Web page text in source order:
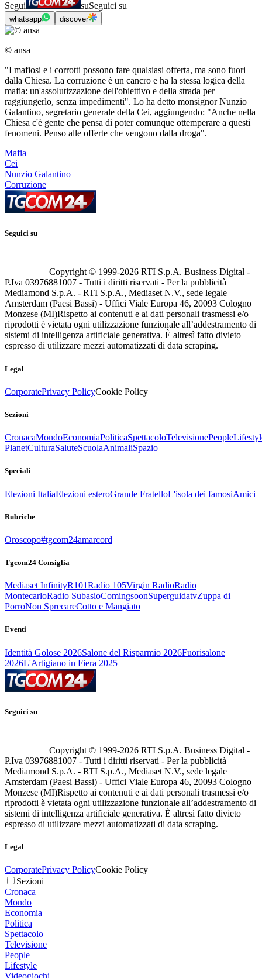
Segui suSeguici su
whatsapp discover
© ansa
"I mafiosi e i corrotti possono fare qualsiasi offerta, ma sono fuori
dalla Chiesa. La corruzione è un cancro e ha la stessa logica della
mafia: un'assolutizzazione dell'obiettivo e della strada per
raggiungerlo, senza impedimenti". Lo ha detto monsignor Nunzio
Galantino, segretario generale della Cei, aggiungendo: "Anche nella
Chiesa c'è gente che pensa di poter comunque ottemperare a questi
fenomeni. Penso alle offerte che vengono dalla droga".
Mafia
Cei
Nunzio Galantino
Corruzione
Seguici su
Copyright © 1999-2026 RTI S.p.A. Business Digital -
P.Iva 03976881007 - Tutti i diritti riservati - Per la pubblicità
Mediamond S.p.A. - RTI S.p.A., Mediaset N.V., sede legale
Amsterdam (Paesi Bassi) - Uffici Viale Europa 46, 20093 Cologno
Monzese (MI)Rispetto ai contenuti e ai dati personali trasmessi e/o
riprodotti è vietata ogni utilizzazione funzionale all’addestramento di
sistemi di intelligenza artificiale generativa. È altresì fatto divieto
espresso di utilizzare mezzi automatizzati di data scraping.
Legal
CorporatePrivacy PolicyCookie Policy
Sezioni
CronacaMondoEconomiaPoliticaSpettacoloTelevisionePeople
PlanetCulturaSaluteScuolaAnimaliSpazio
Speciali
Elezioni ItaliaElezioni esteroGrande FratelloL'isola dei famosiAmici
Rubriche
Oroscopo#tgcom24amarcord
Tgcom24 Consiglia
Mediaset InfinityR101Radio 105Virgin RadioRadio
MontecarloRadio SubasioComingsoonSuperguidatvZuppa di
PorroNon SprecareCotto e Mangiato
Eventi
Identità Golose 2026Salone del Risparmio 2026Fuorisalone
2026L'Artigiano in Fiera 2025
Seguici su
Copyright © 1999-2026 RTI S.p.A. Business Digital -
P.Iva 03976881007 - Tutti i diritti riservati - Per la pubblicità
Mediamond S.p.A. - RTI S.p.A., Mediaset N.V., sede legale
Amsterdam (Paesi Bassi) - Uffici Viale Europa 46, 20093 Cologno
Monzese (MI)Rispetto ai contenuti e ai dati personali trasmessi e/o
riprodotti è vietata ogni utilizzazione funzionale all’addestramento di
sistemi di intelligenza artificiale generativa. È altresì fatto divieto
espresso di utilizzare mezzi automatizzati di data scraping.
Legal
CorporatePrivacy PolicyCookie Policy
Sezioni
Cronaca
Mondo
Economia
Politica
Spettacolo
Televisione
People
Lifestyle